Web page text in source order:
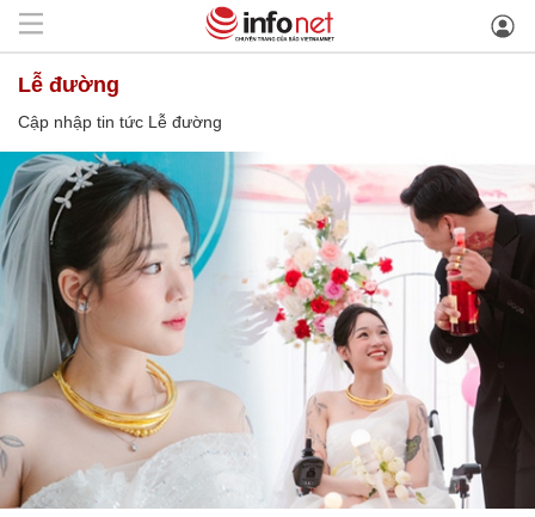
Lễ đường
Cập nhập tin tức Lễ đường